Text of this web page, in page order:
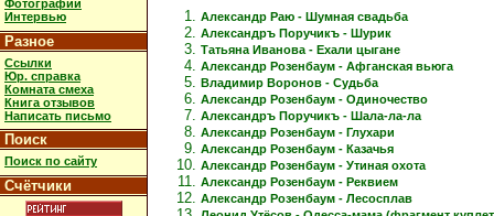
Фотографии
Интервью
Разное
Ссылки
Юр. справка
Комната смеха
Книга отзывов
Написать письмо
Поиск
Поиск по сайту
Счётчики
Александр Раю - Шумная свадьба
Александръ Поручикъ - Шурик
Татьяна Иванова - Ехали цыгане
Александр Розенбаум - Афганская вьюга
Владимир Воронов - Судьба
Александр Розенбаум - Одиночество
Александръ Поручикъ - Шала-ла-ла
Александр Розенбаум - Глухари
Александр Розенбаум - Казачья
Александр Розенбаум - Утиная охота
Александр Розенбаум - Реквием
Александр Розенбаум - Лесосплав